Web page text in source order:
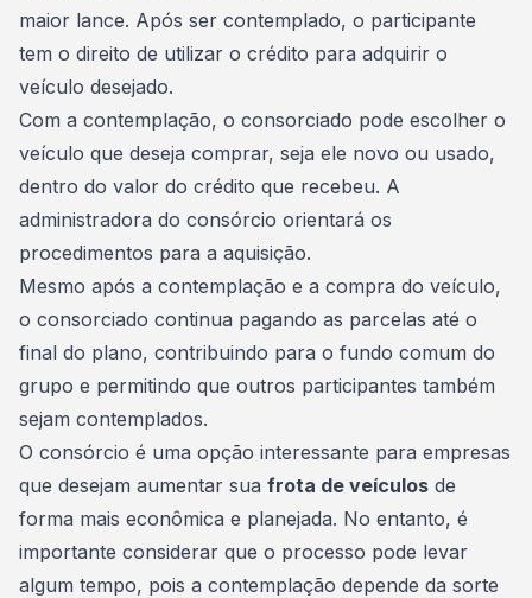
maior lance. Após ser contemplado, o participante
tem o direito de utilizar o crédito para adquirir o
veículo desejado.
Com a contemplação, o consorciado pode escolher o
veículo que deseja comprar, seja ele novo ou usado,
dentro do valor do crédito que recebeu. A
administradora do consórcio orientará os
procedimentos para a aquisição.
Mesmo após a contemplação e a compra do veículo,
o consorciado continua pagando as parcelas até o
final do plano, contribuindo para o fundo comum do
grupo e permitindo que outros participantes também
sejam contemplados.
O consórcio é uma opção interessante para empresas
que desejam aumentar sua frota de veículos de
forma mais econômica e planejada. No entanto, é
importante considerar que o processo pode levar
algum tempo, pois a contemplação depende da sorte